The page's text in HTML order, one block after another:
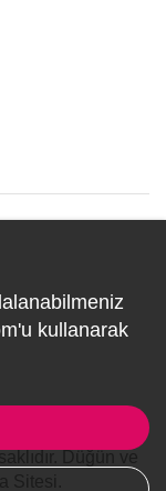
Sitesi.
kullanarak